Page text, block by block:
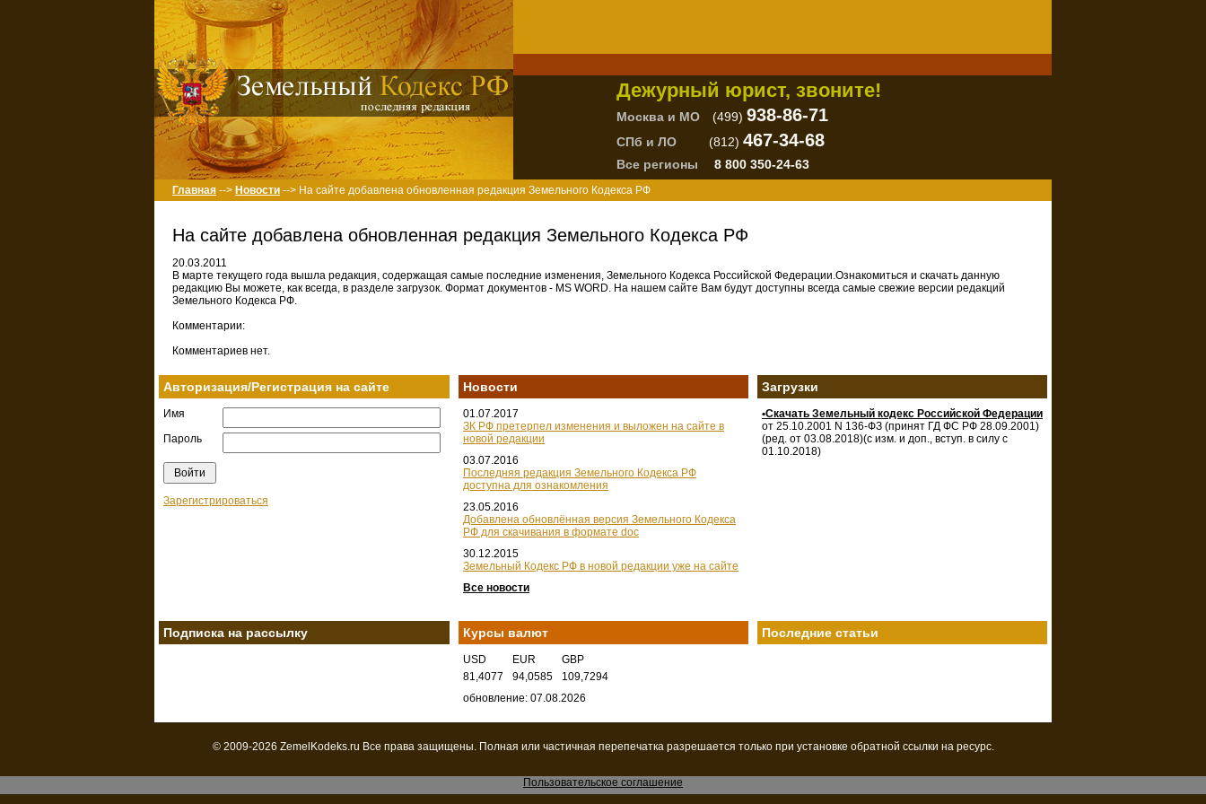
Дежурный юрист, звоните!
Москва и МО (499) 938-86-71
СПб и ЛО (812) 467-34-68
Все регионы 8 800 350-24-63
Главная --> Новости --> На сайте добавлена обновленная редакция Земельного Кодекса РФ
На сайте добавлена обновленная редакция Земельного Кодекса РФ
20.03.2011
В марте текущего года вышла редакция, содержащая самые последние изменения, Земельного Кодекса Российской Федерации.Ознакомиться и скачать данную
редакцию Вы можете, как всегда, в разделе загрузок. Формат документов - MS WORD. На нашем сайте Вам будут доступны всегда самые свежие версии редакций
Земельного Кодекса РФ.
Комментарии:
Комментариев нет.
Авторизация/Регистрация на сайте
Имя
Пароль
Зарегистрироваться
Новости
01.07.2017
ЗК РФ претерпел изменения и выложен на сайте в
новой редакции
03.07.2016
Последняя редакция Земельного Кодекса РФ
доступна для ознакомления
23.05.2016
Добавлена обновлённая версия Земельного Кодекса
РФ для скачивания в формате doc
30.12.2015
Земельный Кодекс РФ в новой редакции уже на сайте
Все новости
Загрузки
•Скачать Земельный кодекс Российской Федерации
от 25.10.2001 N 136-ФЗ (принят ГД ФС РФ 28.09.2001)
(ред. от 03.08.2018)(с изм. и доп., вступ. в силу с
01.10.2018)
Подписка на рассылку Курсы валют
USD EUR
GBP
81,4077
94,0585
109,7294
обновление: 07.08.2026
Последние статьи
© 2009-2026 ZemelKodeks.ru Все права защищены. Полная или частичная перепечатка разрешается только при установке обратной ссылки на ресурс.
Пользовательское соглашение